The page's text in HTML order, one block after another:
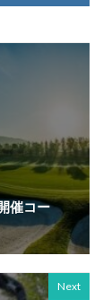
催コー
Next